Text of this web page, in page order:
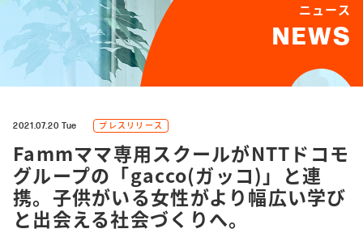
ニュース
NEWS
2021.07.20 Tue プレスリリース
Fammママ専用スクールがNTTドコモ
グループの「gacco(ガッコ)」と連
携。子供がいる女性がより幅広い学び
と出会える社会づくりへ。